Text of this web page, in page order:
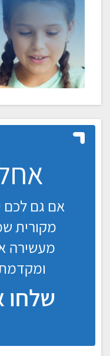
אם גם לכם
מקורית
מעשירה
שלחו